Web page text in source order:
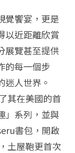
覺饗宴，更是
以近距離欣賞
展覽甚至提供
的每一個步
迷人世界。
其在美國的首
」系列，並與
書包，開啟
土屋鞄更首次